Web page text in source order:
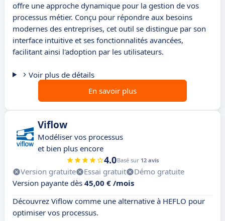
offre une approche dynamique pour la gestion de vos
processus métier. Conçu pour répondre aux besoins
modernes des entreprises, cet outil se distingue par son
interface intuitive et ses fonctionnalités avancées,
facilitant ainsi l'adoption par les utilisateurs.
Voir plus de détails
En savoir plus
Viflow
Modéliser vos processus
et bien plus encore
4.0Basé sur 12 avis
Version gratuite Essai gratuit
Démo gratuite
Version payante dès 45,00 € /mois
Découvrez Viflow comme une alternative à HEFLO pour
optimiser vos processus.